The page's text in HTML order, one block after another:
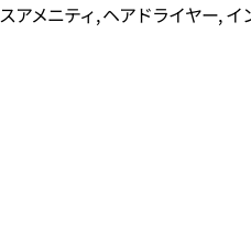
アメニティ, ヘアドライヤー,